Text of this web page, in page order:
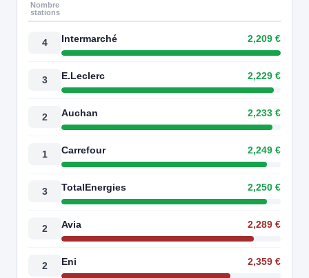
Nombre
stations
4 Intermarché 2,209 €
3 E.Leclerc 2,229 €
2 Auchan 2,233 €
1 Carrefour 2,249 €
3 TotalEnergies 2,250 €
2 Avia 2,289 €
2 Eni 2,359 €